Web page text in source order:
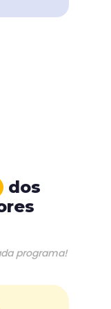
dos
programa!